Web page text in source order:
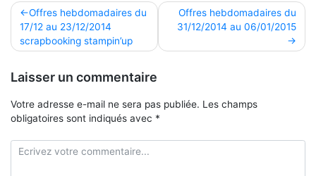
Navigation
de
l’article
Offres hebdomadaires du
17/12 au 23/12/2014
scrapbooking stampin’up
Offres hebdomadaires du
31/12/2014 au 06/01/2015
Laisser un commentaire
Votre adresse e-mail ne sera pas publiée. Les champs
obligatoires sont indiqués avec *